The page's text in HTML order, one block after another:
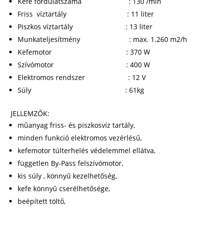
Friss víztartály : 11 liter
Piszkos víztartály : 13 liter
Munkateljesítmény : max. 1.260 m2/h
Kefemotor : 370 W
Szívómotor : 400 W
Elektromos rendszer : 12 V
Súly : 61kg
JELLEMZŐK:
műanyag friss- és piszkosvíz tartály,
minden funkció elektromos vezérlésű,
kefemotor túlterhelés védelemmel ellátva,
független By-Pass felszívómotor,
kis súly , könnyű kezelhetőség,
kefe könnyű cserélhetősége,
beépített töltő,